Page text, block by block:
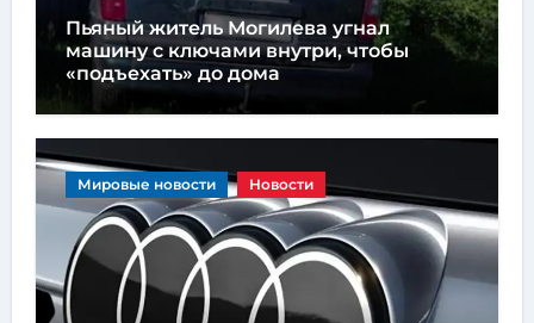
Пьяный житель Могилева угнал
машину с ключами внутри, чтобы
«подъехать» до дома
Мировые новости Новости